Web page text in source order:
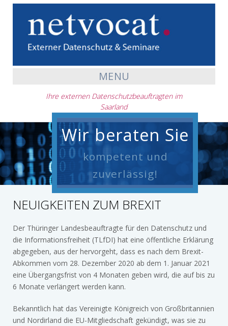
MENU
Ihre externen Datenschutzbeauftragten im
Saarland
Wir beraten Sie
kompetent und
zuverlässig!
NEUIGKEITEN ZUM BREXIT
Der Thüringer Landesbeauftragte für den Datenschutz und
die Informationsfreiheit (TLfDI) hat eine öffentliche Erklärung
abgegeben, aus der hervorgeht, dass es nach dem Brexit-
Abkommen vom 28. Dezember 2020 ab dem 1. Januar 2021
eine Übergangsfrist von 4 Monaten geben wird, die auf bis zu
6 Monate verlängert werden kann.
Bekanntlich hat das Vereinigte Königreich von Großbritannien
und Nordirland die EU-Mitgliedschaft gekündigt, was sie zu